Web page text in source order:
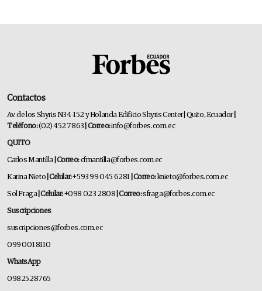
Contactos
Av. de los Shyris N34-152 y Holanda Edificio Shyris Center | Quito, Ecuador
Teléfono:(02) 452 7863 | Correo:info@forbes.com.ec
QUITO
Carlos Mantilla | Correo:cfmantilla@forbes.com.ec
Karina Nieto | Celular:+593 99 045 6281 | Correo:knieto@forbes.com.ec
Sol Fraga| Celular:+098 023 2808 | Correo:sfraga@forbes.com.ec
Suscripciones
suscripciones@forbes.com.ec
099 001 8110
WhatsApp
0982528765